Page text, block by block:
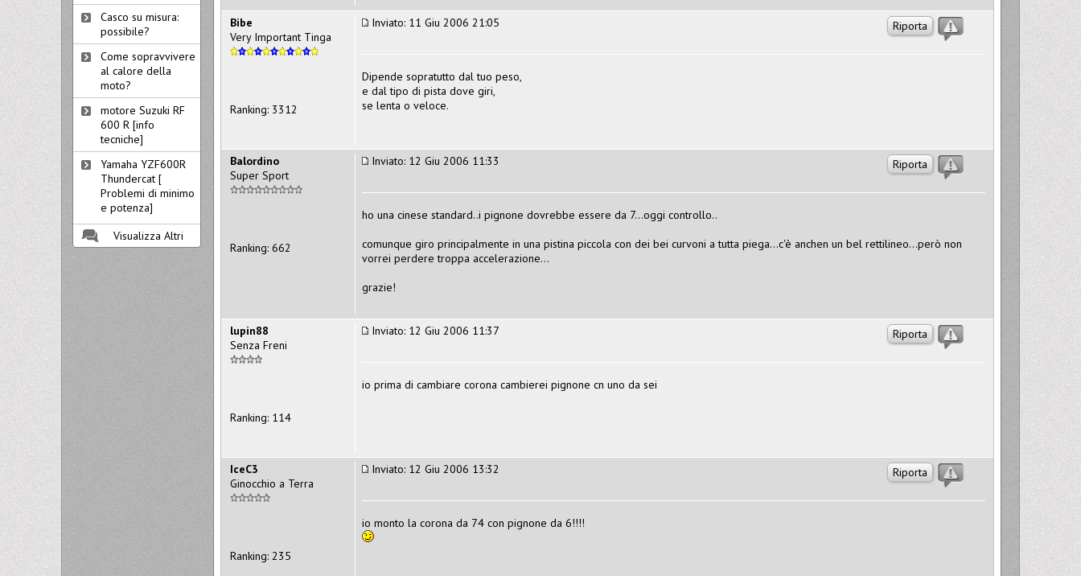
Riporta
Inviato: 11 Giu 2006 21:05
Dipende sopratutto dal tuo peso,
e dal tipo di pista dove giri,
se lenta o veloce.
Bibe
Very Important Tinga
Ranking: 3312
Riporta
Inviato: 12 Giu 2006 11:33
ho una cinese standard..i pignone dovrebbe essere da 7...oggi controllo..
comunque giro principalmente in una pistina piccola con dei bei curvoni a tutta piega...c'è anchen un bel rettilineo...però non
vorrei perdere troppa accelerazione...
grazie!
Balordino
Super Sport
Ranking: 662
Riporta
Inviato: 12 Giu 2006 11:37
io prima di cambiare corona cambierei pignone cn uno da sei
lupin88
Senza Freni
Ranking: 114
Riporta
Inviato: 12 Giu 2006 13:32
io monto la corona da 74 con pignone da 6!!!!
IceC3
Ginocchio a Terra
Ranking: 235
Casco su misura:
possibile?
Come sopravvivere
al calore della
moto?
motore Suzuki RF
600 R [info
tecniche]
Yamaha YZF600R
Thundercat [
Problemi di minimo
e potenza]
Visualizza Altri